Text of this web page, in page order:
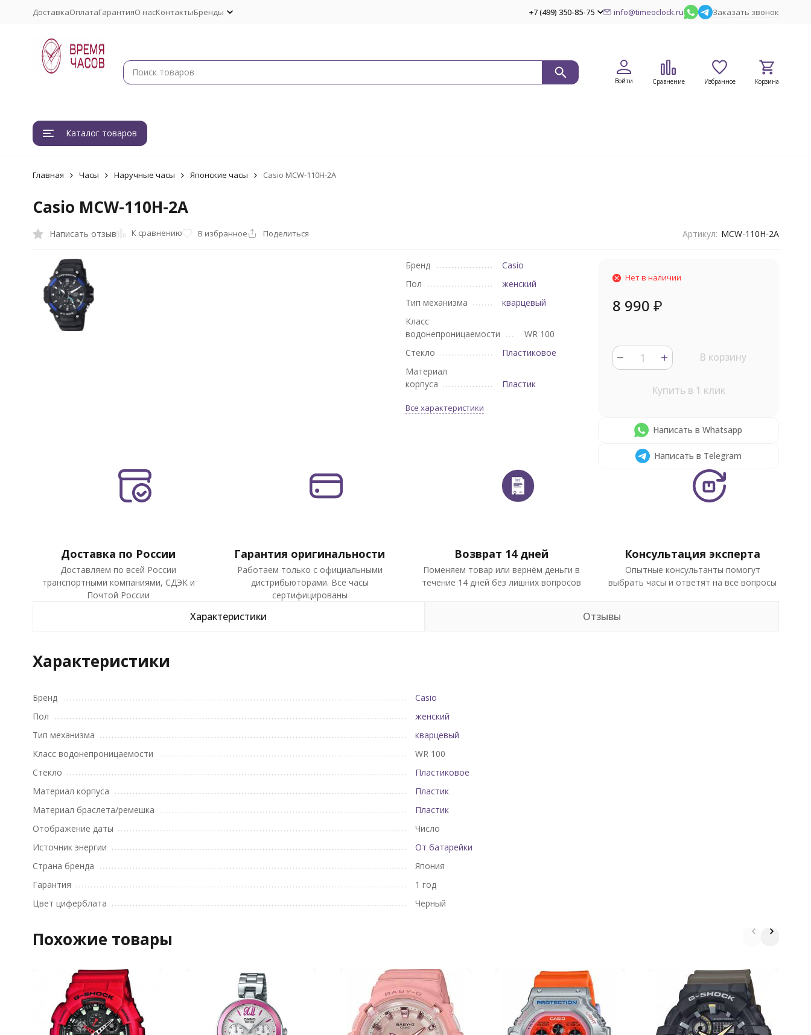
ДоставкаОплатаГарантияО насКонтактыБренды +7 (499) 350-85-75 info@timeoclock.ru Заказать звонок
Войти Сравнение Избранное Корзина
Каталог товаров
Главная Часы Наручные часы Японские часы Casio MCW-110H-2A
Casio MCW-110H-2A
Написать отзыв К сравнению В избранное Поделиться Артикул: MCW-110H-2A
Бренд
Casio
Пол
женский
Тип механизма
кварцевый
Класс
водонепроницаемости
WR 100
Стекло
Пластиковое
Материал
корпуса
Пластик
Все характеристики
Нет в наличии
8 990 ₽
В корзину
Купить в 1 клик
Написать в Whatsapp
Написать в Telegram
Доставка по России
Доставляем по всей России
транспортными компаниями, СДЭК и
Почтой России
Гарантия оригинальности
Работаем только с официальными
дистрибьюторами. Все часы
сертифицированы
Возврат 14 дней
Поменяем товар или вернём деньги в
течение 14 дней без лишних вопросов
Консультация эксперта
Опытные консультанты помогут
выбрать часы и ответят на все вопросы
Характеристики Отзывы
Характеристики
Бренд
Casio
Пол
женский
Тип механизма
кварцевый
Класс водонепроницаемости
WR 100
Стекло
Пластиковое
Материал корпуса
Пластик
Материал браслета/ремешка
Пластик
Отображение даты
Число
Источник энергии
От батарейки
Страна бренда
Япония
Гарантия
1 год
Цвет циферблата
Черный
Похожие товары